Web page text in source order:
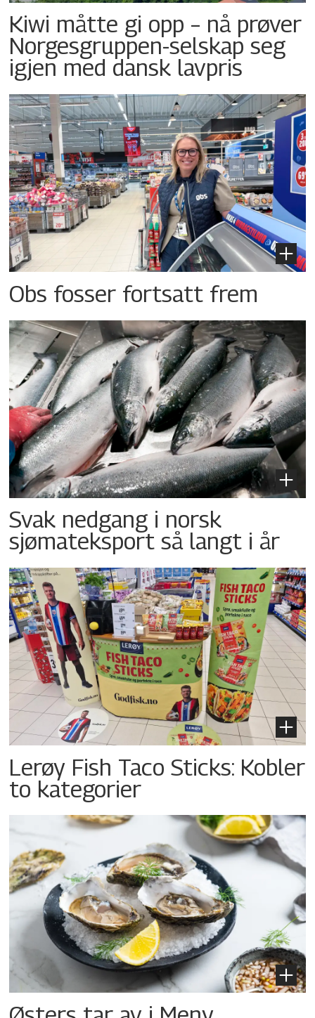
Kiwi måtte gi opp – nå prøver
Norgesgruppen-selskap seg
igjen med dansk lavpris
Obs fosser fortsatt frem
Svak nedgang i norsk
sjømateksport så langt i år
Lerøy Fish Taco Sticks: Kobler
to kategorier